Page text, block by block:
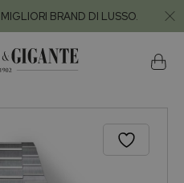
BRAND DI LUSSO.